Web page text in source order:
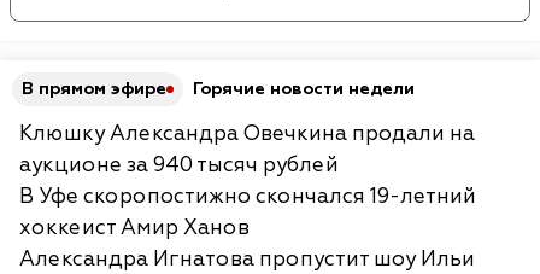
В прямом эфире Горячие новости недели
Клюшку Александра Овечкина продали на
аукционе за 940 тысяч рублей
В Уфе скоропостижно скончался 19-летний
хоккеист Амир Ханов
Александра Игнатова пропустит шоу Ильи